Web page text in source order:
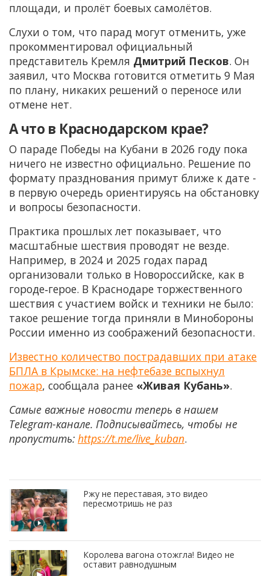
площади, и пролёт боевых самолётов.
Слухи о том, что парад могут отменить, уже
прокомментировал официальный
представитель Кремля Дмитрий Песков. Он
заявил, что Москва готовится отметить 9 Мая
по плану, никаких решений о переносе или
отмене нет.
А что в Краснодарском крае?
О параде Победы на Кубани в 2026 году пока
ничего не известно официально. Решение по
формату празднования примут ближе к дате -
в первую очередь ориентируясь на обстановку
и вопросы безопасности.
Практика прошлых лет показывает, что
масштабные шествия проводят не везде.
Например, в 2024 и 2025 годах парад
организовали только в Новороссийске, как в
городе‑герое. В Краснодаре торжественного
шествия с участием войск и техники не было:
такое решение тогда приняли в Минобороны
России именно из соображений безопасности.
Известно количество пострадавших при атаке
БПЛА в Крымске: на нефтебазе вспыхнул
пожар, сообщала ранее «Живая Кубань».
Самые важные новости теперь в нашем
Telegram-канале. Подписывайтесь, чтобы не
пропустить: https://t.me/live_kuban.
Ржу не переставая, это видео
пересмотришь не раз
Королева вагона отожгла! Видео не
оставит равнодушным